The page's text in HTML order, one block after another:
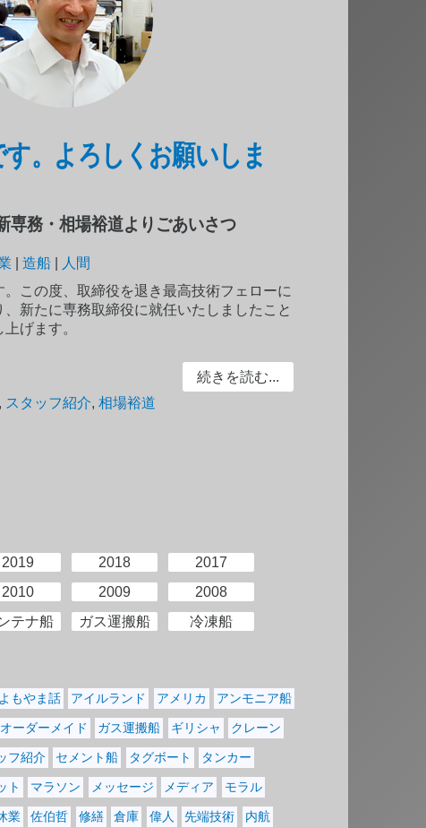
す。よろしくお願いしま
専務・相場裕道よりごあいさつ
造船|
人間
この度、取締役を退き最高技術フェローに
新たに専務取締役に就任いたしましたこと
げます。
続きを読む...
, スタッフ紹介, 相場裕道
2019 2018
2017
2010 2009
2008
テナ船 ガス運搬船
冷凍船
よもやま話 アイルランド アメリカ アンモニア船
オーダーメイド ガス運搬船 ギリシャ クレーン
フ紹介 セメント船 タグボート タンカー
ト マラソン メッセージ メディア モラル
業 佐伯哲 修繕 倉庫 偉人 先端技術 内航